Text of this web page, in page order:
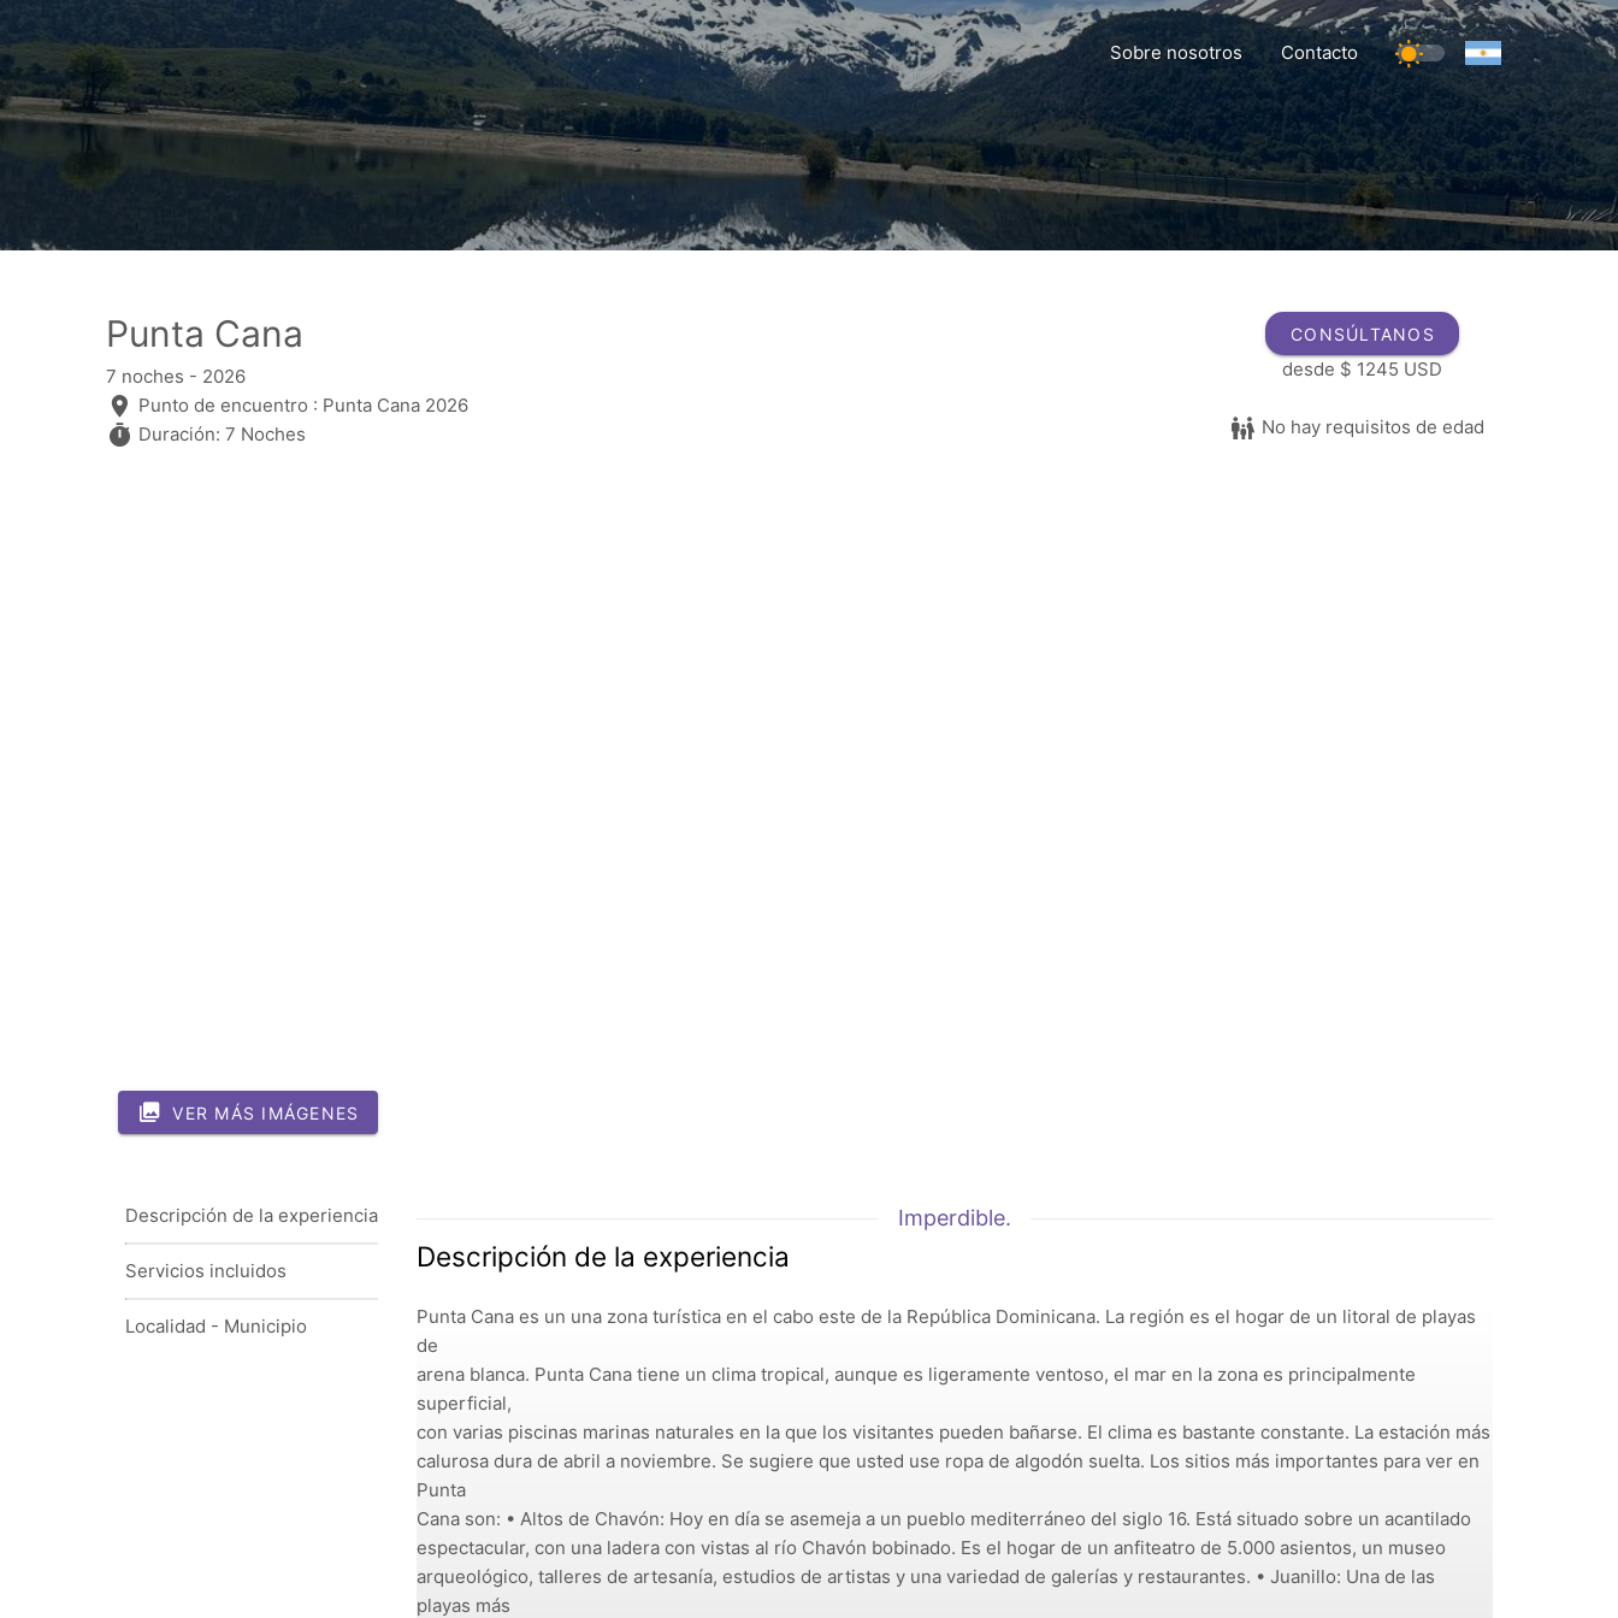
Sobre nosotros Contacto
Punta Cana
7 noches - 2026
Punto de encuentro : Punta Cana 2026
Duración: 7 Noches
CONSÚLTANOS
desde $ 1245 USD
No hay requisitos de edad
VER MÁS IMÁGENES
Descripción de la experiencia
Servicios incluidos
Localidad - Municipio
Imperdible.
Descripción de la experiencia
Punta Cana es un una zona turística en el cabo este de la República Dominicana. La región es el hogar de un litoral de playas
de
arena blanca. Punta Cana tiene un clima tropical, aunque es ligeramente ventoso, el mar en la zona es principalmente
superficial,
con varias piscinas marinas naturales en la que los visitantes pueden bañarse. El clima es bastante constante. La estación más
calurosa dura de abril a noviembre. Se sugiere que usted use ropa de algodón suelta. Los sitios más importantes para ver en
Punta
Cana son: • Altos de Chavón: Hoy en día se asemeja a un pueblo mediterráneo del siglo 16. Está situado sobre un acantilado
espectacular, con una ladera con vistas al río Chavón bobinado. Es el hogar de un anfiteatro de 5.000 asientos, un museo
arqueológico, talleres de artesanía, estudios de artistas y una variedad de galerías y restaurantes. • Juanillo: Una de las
playas más